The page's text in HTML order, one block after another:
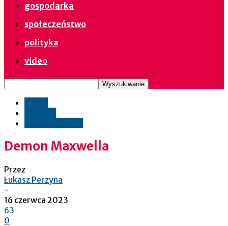
gospodarka
społeczeństwo
polityka
video
Demon Maxwella
Przez
Łukasz Perzyna
-
16 czerwca 2023
63
0